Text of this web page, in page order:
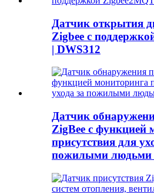
Датчик открытия
Zigbee с
| DWS312
Датчик
ZigBee с функцией
присутствия для
пожилыми людьми